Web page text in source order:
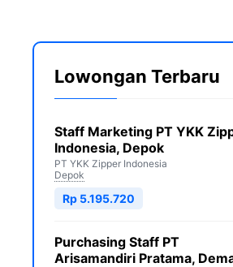
Lowongan Terbaru
Staff Marketing PT YKK
Indonesia, Depok
PT YKK Zipper Indonesia
Depok
Rp 5.195.720
Purchasing Staff PT
Arisamandiri Pratama,